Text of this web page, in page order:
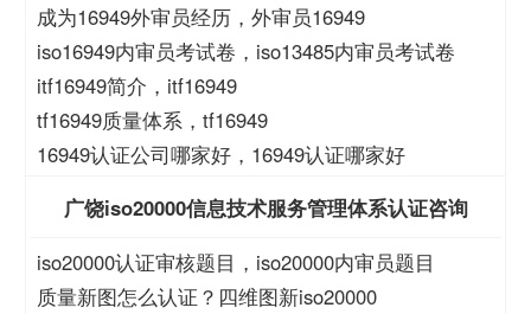
成为16949外审员经历，外审员16949
iso16949内审员考试卷，iso13485内审员考试卷
itf16949简介，itf16949
tf16949质量体系，tf16949
16949认证公司哪家好，16949认证哪家好
广饶iso20000信息技术服务管理体系认证咨询
iso20000认证审核题目，iso20000内审员题目
质量新图怎么认证？四维图新iso20000